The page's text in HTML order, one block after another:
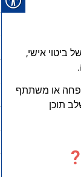
ביטוי אישי,
או משתתף
תוכן